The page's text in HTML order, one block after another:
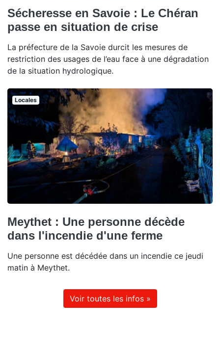
Sécheresse en Savoie : Le Chéran
passe en situation de crise
La préfecture de la Savoie durcit les mesures de
restriction des usages de l’eau face à une dégradation
de la situation hydrologique.
Locales
Meythet : Une personne décède
dans l'incendie d'une ferme
Une personne est décédée dans un incendie ce jeudi
matin à Meythet.
Voir toutes les infos »